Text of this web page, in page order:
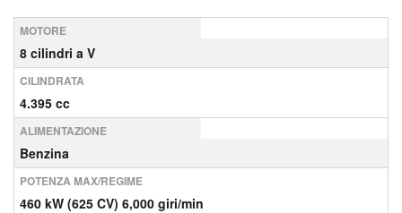
MOTORE
8 cilindri a V
CILINDRATA
4.395 cc
ALIMENTAZIONE
Benzina
POTENZA MAX/REGIME
460 kW (625 CV) 6,000 giri/min